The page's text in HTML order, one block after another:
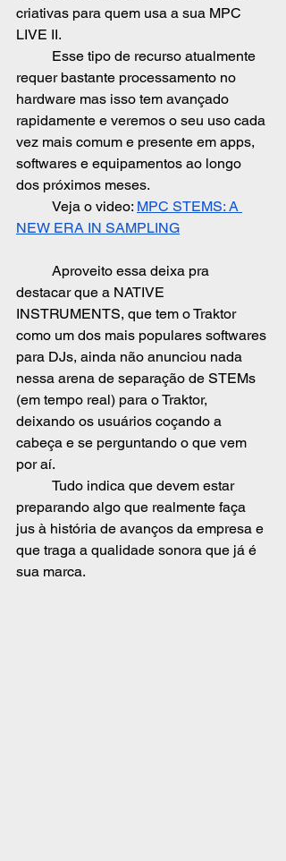
criativas para quem usa a sua MPC
LIVE II.
requer bastante processamento no
hardware mas isso tem avançado
rapidamente e veremos o seu uso cada
vez mais comum e presente em apps,
softwares e equipamentos ao longo
dos próximos meses.
	Veja o video:
MPC STEMS: A
NEW ERA IN SAMPLING
destacar que a NATIVE
INSTRUMENTS, que tem o Traktor
como um dos mais populares softwares
para DJs, ainda não anunciou nada
nessa arena de separação de STEMs
(em tempo real) para o Traktor,
deixando os usuários coçando a
cabeça e se perguntando o que vem
por aí.
preparando algo que realmente faça
jus à história de avanços da empresa e
que traga a qualidade sonora que já é
sua marca.